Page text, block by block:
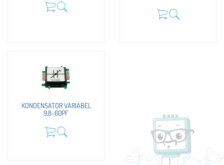
KONDENSATOR VARIABEL
9,8-60PF